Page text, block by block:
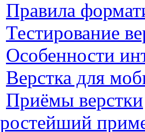
Правила
Тестирование
Особенности
Верстка для
Приёмы верстки